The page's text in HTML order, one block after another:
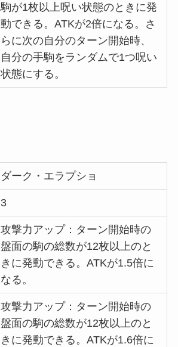
駒が1枚以上呪い状態のときに発
動できる。ATKが2倍になる。さ
らに次の自分のターン開始時、
自分の手駒をランダムで1つ呪い
状態にする。
ダーク・エラプショ
3
攻撃力アップ：ターン開始時の
盤面の駒の総数が12枚以上のと
きに発動できる。ATKが1.5倍に
なる。
攻撃力アップ：ターン開始時の
盤面の駒の総数が12枚以上のと
きに発動できる。ATKが1.6倍に